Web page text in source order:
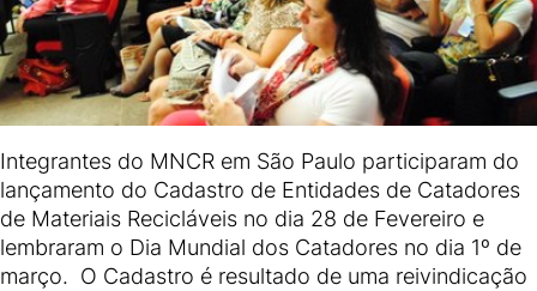
Integrantes do MNCR em São Paulo participaram do
lançamento do Cadastro de Entidades de Catadores
de Materiais Recicláveis no dia 28 de Fevereiro e
lembraram o Dia Mundial dos Catadores no dia 1º de
março. O Cadastro é resultado de uma reivindicação